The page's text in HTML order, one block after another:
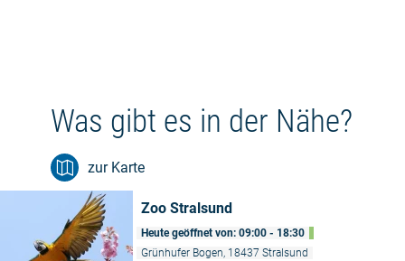
Was gibt es in der Nähe?
zur Karte
Zoo Stralsund
Heute geöffnet von: 09:00 - 18:30
Grünhufer Bogen, 18437 Stralsund